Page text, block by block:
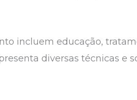
incluem educação,
diversas técnicas e